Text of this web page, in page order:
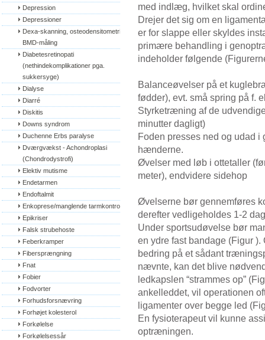
Depression
Depressioner
Dexa-skanning, osteodensitometri,
BMD-måling
Diabetesretinopati
(nethindekomplikationer pga.
sukkersyge)
Dialyse
Diarré
Diskitis
Downs syndrom
Duchenne Erbs paralyse
Dværgvækst - Achondroplasi
(Chondrodystrofi)
Elektiv mutisme
Endetarmen
Endoftalmit
Enkoprese/manglende tarmkontrol
Epikriser
Falsk strubehoste
Feberkramper
Fibersprængning
Fnat
Fobier
Fodvorter
Forhudsforsnævring
Forhøjet kolesterol
Forkølelse
Forkølelsessår
med indlæg, hvilket skal
Drejer det sig om en
er for slappe eller skyldes
primære behandling i
indeholder følgende
Balanceøvelser på et
fødder), evt. små spring på f.
Styrketræning af de
minutter dagligt)
Foden presses ned og udad i
hænderne.
Øvelser med løb i ottetaller
meter), endvidere sidehop
Øvelserne bør gennemføres
derefter vedligeholdes 1-2
Under sportsudøvelse bør
en ydre fast bandage (Figur
bedring på et sådant
nævnte, kan det blive
ledkapslen “strammes op”
ankelleddet, vil operationen
ligamenter over begge led
En fysioterapeut vil kunne
optræningen.